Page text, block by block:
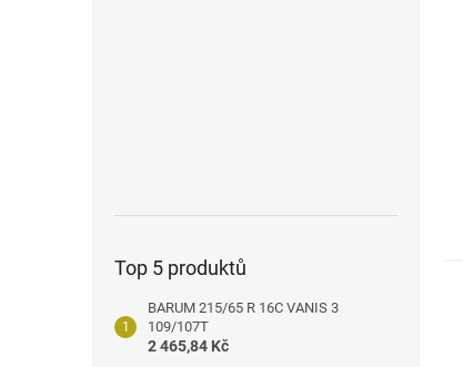
Top 5 produktů
BARUM 215/65 R 16C VANIS 3
109/107T
2 465,84 Kč